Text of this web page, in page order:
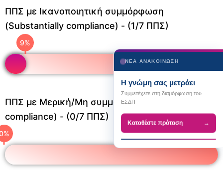
ΝΕΑ ΑΝΑΚΟΙΝΩΣΗ
Η γνώμη σας μετράει
Συμμετέχετε στη διαμόρφωση του
ΕΣΔΠ
Καταθέστε πρόταση →
ΠΠΣ με Ικανοποιητική συμμόρφωση
(Substantially compliance) - (1/7 ΠΠΣ)
12 %
ΠΠΣ με Μερική/Μη συμμόρφωση (partially/no
compliance) - (0/7 ΠΠΣ)
%